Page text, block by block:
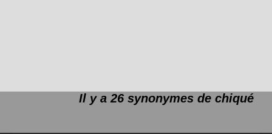
Il y a 26 synonymes de chiqué